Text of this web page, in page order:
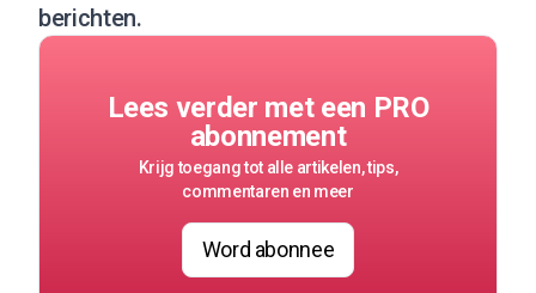
berichten.
Lees verder met een PRO
abonnement
Krijg toegang tot alle artikelen, tips,
commentaren en meer
Word abonnee